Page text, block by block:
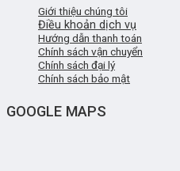
Giới thiệu chúng tôi
Điều khoản dịch vụ
Hướng dẫn thanh toán
Chính sách vận chuyển
Chính sách đại lý
Chính sách bảo mật
GOOGLE MAPS